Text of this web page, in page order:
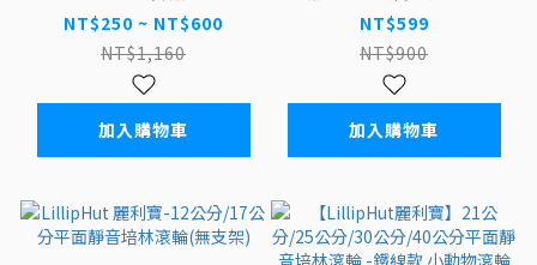
12cm/15cm/17cm/21cm
NT$250 ~ NT$600
NT$1,160
加入購物車
配件
NT$599
NT$900
加入購物車